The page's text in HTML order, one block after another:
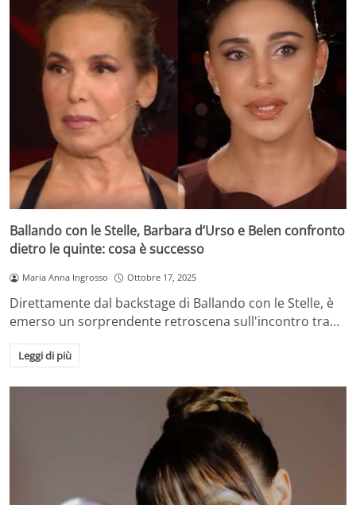
Ballando con le Stelle, Barbara d’Urso e Belen confronto
dietro le quinte: cosa è successo
Maria Anna Ingrosso Ottobre 17, 2025
Direttamente dal backstage di Ballando con le Stelle, è
emerso un sorprendente retroscena sull'incontro tra…
Leggi di più